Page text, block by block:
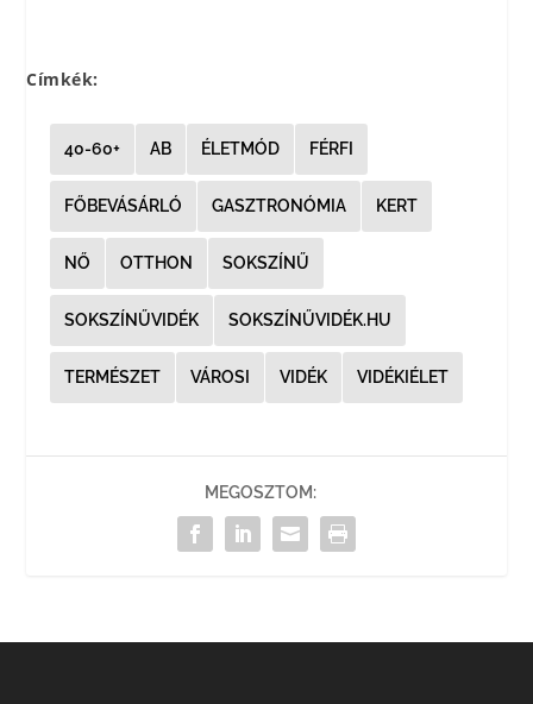
Címkék:
40-60+ AB ÉLETMÓD FÉRFI
FŐBEVÁSÁRLÓ GASZTRONÓMIA KERT
NŐ OTTHON SOKSZÍNŰ
SOKSZÍNŰVIDÉK SOKSZÍNŰVIDÉK.HU
TERMÉSZET VÁROSI VIDÉK VIDÉKIÉLET
MEGOSZTOM: